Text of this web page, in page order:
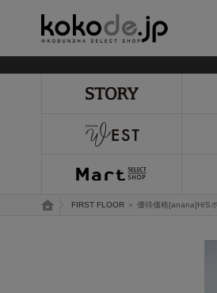
トップページ
FIRST FLOOR ＞ 優待価格[anana]H/S